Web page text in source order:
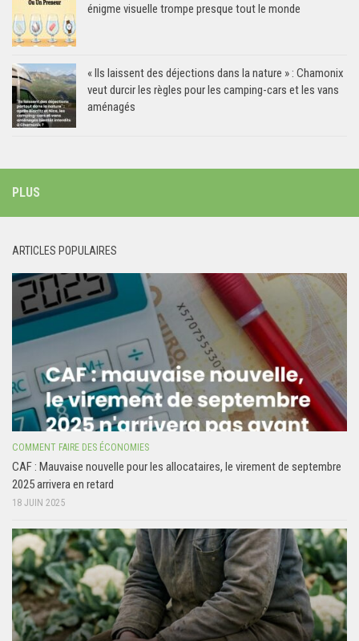
énigme visuelle trompe presque tout le monde
« Ils laissent des déjections dans la nature » : Chamonix
veut durcir les règles pour les camping-cars et les vans
aménagés
PLUS
ARTICLES POPULAIRES
COMMENT FAIRE DES ÉCONOMIES
CAF : Mauvaise nouvelle pour les allocataires, le virement de septembre
2025 arrivera en retard
18 JUIN 2025